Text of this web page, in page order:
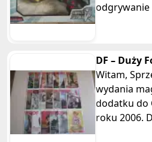
odgrywanie
idealną
DF – Duży
Gazety
Witam, Sprzedam archiwalne
wydania
dodatku do
roku 2006. Duży Format to